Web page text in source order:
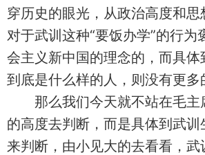
穿历史的眼光，从政治高度和思
对于武训这种“要饭办学”的行为
会主义新中国的理念的，而具体
到底是什么样的人，则没有更多
那么我们今天就不站在毛主
的高度去判断，而是具体到武训
来判断，由小见大的去看看，